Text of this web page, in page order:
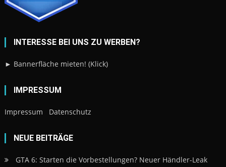
INTERESSE BEI UNS ZU WERBEN?
► Bannerfläche mieten! (Klick)
IMPRESSUM
Impressum Datenschutz
NEUE BEITRÄGE
GTA 6: Starten die Vorbestellungen? Neuer Händler-Leak